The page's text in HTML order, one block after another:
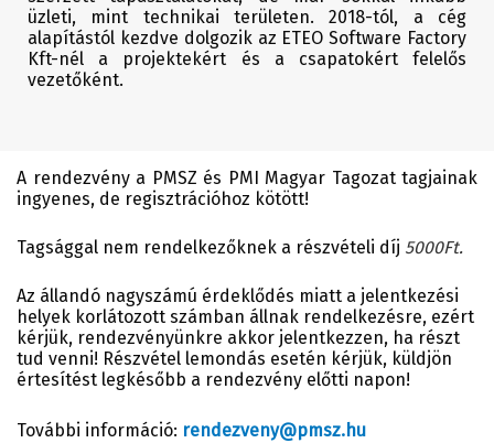
üzleti, mint technikai területen. 2018-tól, a cég
alapítástól kezdve dolgozik az ETEO Software Factory
Kft-nél a projektekért és a csapatokért felelős
vezetőként.
A rendezvény a PMSZ és PMI Magyar Tagozat tagjainak
ingyenes, de regisztrációhoz kötött!
Tagsággal nem rendelkezőknek a részvételi díj 5000Ft.
Az állandó nagyszámú érdeklődés miatt a jelentkezési
helyek korlátozott számban állnak rendelkezésre, ezért
kérjük, rendezvényünkre akkor jelentkezzen, ha részt
tud venni! Részvétel lemondás esetén kérjük, küldjön
értesítést legkésőbb a rendezvény előtti napon!
További információ: rendezveny@pmsz.hu